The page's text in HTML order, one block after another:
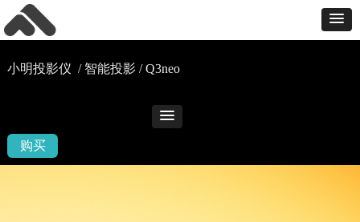
小明投影仪 / 智能投影 / Q3neo
购买